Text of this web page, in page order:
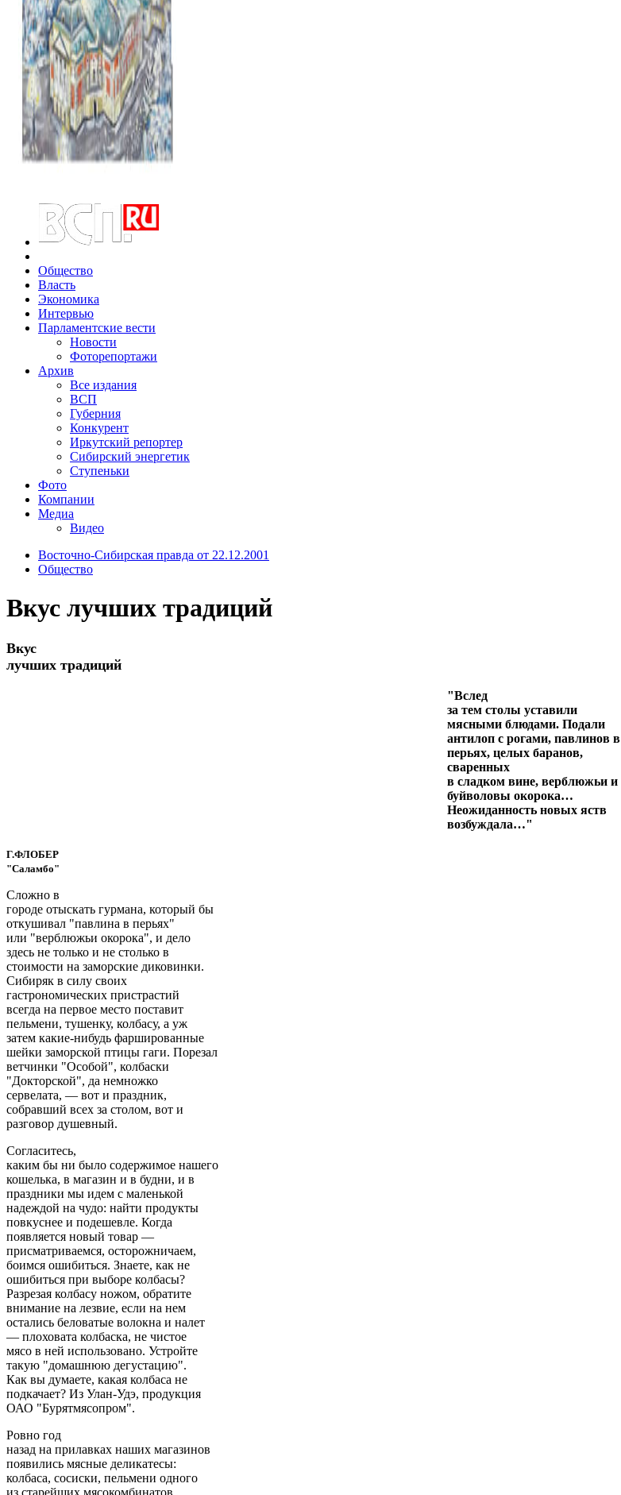
Общество
Власть
Экономика
Интервью
Парламентские вести
Новости
Фоторепортажи
Архив
Все издания
ВСП
Губерния
Конкурент
Иркутский репортер
Сибирский энергетик
Ступеньки
Фото
Компании
Медиа
Видео
Восточно-Сибирская правда от 22.12.2001
Общество
Вкус лучших традиций
Вкус
лучших традиций
"Вслед
за тем столы уставили
мясными блюдами. Подали
антилоп с рогами, павлинов в
перьях, целых баранов,
сваренных
в сладком вине, верблюжьи и
буйволовы окорока…
Неожиданность новых яств
возбуждала…"
Г.ФЛОБЕР
"Саламбо"
Сложно в
городе отыскать гурмана, который бы
откушивал "павлина в перьях"
или "верблюжьи окорока", и дело
здесь не только и не столько в
стоимости на заморские диковинки.
Сибиряк в силу своих
гастрономических пристрастий
всегда на первое место поставит
пельмени, тушенку, колбасу, а уж
затем какие-нибудь фаршированные
шейки заморской птицы гаги. Порезал
ветчинки "Особой", колбаски
"Докторской", да немножко
сервелата, — вот и праздник,
собравший всех за столом, вот и
разговор душевный.
Согласитесь,
каким бы ни было содержимое нашего
кошелька, в магазин и в будни, и в
праздники мы идем с маленькой
надеждой на чудо: найти продукты
повкуснее и подешевле. Когда
появляется новый товар —
присматриваемся, осторожничаем,
боимся ошибиться. Знаете, как не
ошибиться при выборе колбасы?
Разрезая колбасу ножом, обратите
внимание на лезвие, если на нем
остались беловатые волокна и налет
— плоховата колбаска, не чистое
мясо в ней использовано. Устройте
такую "домашнюю дегустацию".
Как вы думаете, какая колбаса не
подкачает? Из Улан-Удэ, продукция
ОАО "Бурятмясопром".
Ровно год
назад на прилавках наших магазинов
появились мясные деликатесы:
колбаса, сосиски, пельмени одного
из старейших мясокомбинатов